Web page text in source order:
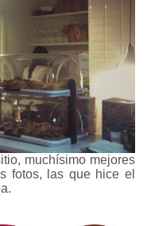
muchísimo mejores
fotos, las que hice el